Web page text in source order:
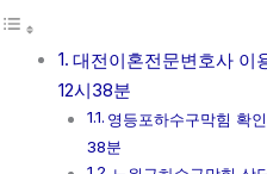
너
대전이혼전문변호사 이
12시38분
영등포하수구막힘 확
38분